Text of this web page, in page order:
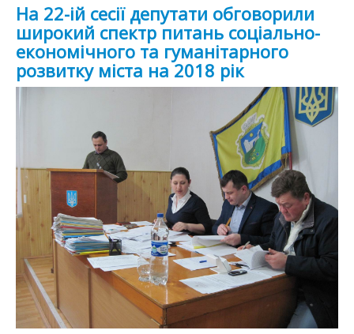
На 22-ій сесії депутати обговорили
широкий спектр питань соціально-
економічного та гуманітарного
розвитку міста на 2018 рік